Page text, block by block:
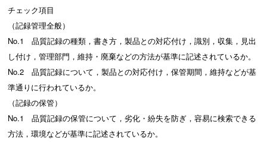
チェック項目
（記録管理全般）
No.1 品質記録の種類，書き方，製品との対応付け，識別，収集，見出
し付け，管理部門，維持・廃棄などの方法が基準に記述されているか。
No.2 品質記録について，製品との対応付け，保管期間，維持などが基
準通りに行われているか。
（記録の保管）
No.1 品質記録の保管について，劣化・紛失を防ぎ，容易に検索できる
方法，環境などが基準に記述されているか。